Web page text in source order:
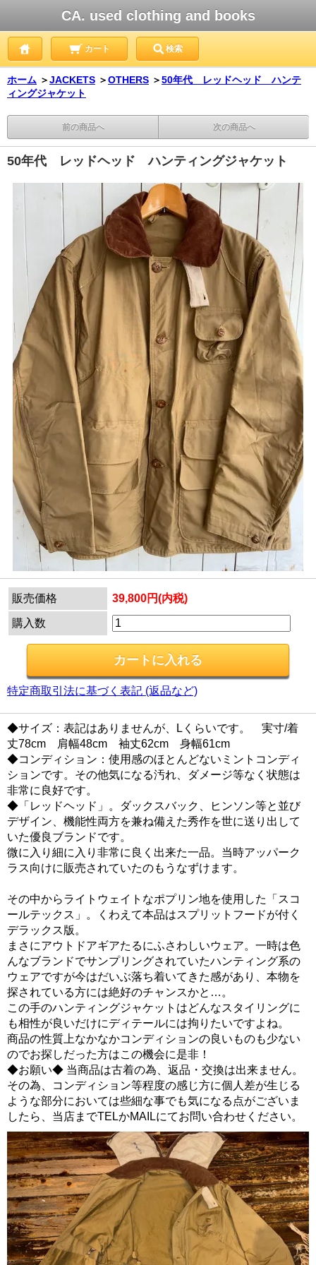
CA. used clothing and books
カート 検索
ホーム ＞JACKETS ＞OTHERS ＞50年代 レッドヘッド ハンテ
ィングジャケット
前の商品へ 次の商品へ
50年代 レッドヘッド ハンティングジャケット
販売価格 39,800円(内税)
購入数
特定商取引法に基づく表記 (返品など)
◆サイズ：表記はありませんが、Lくらいです。 実寸/着
丈78cm 肩幅48cm 袖丈62cm 身幅61cm
◆コンディション：使用感のほとんどないミントコンディ
ションです。その他気になる汚れ、ダメージ等なく状態は
非常に良好です。
◆「レッドヘッド」。ダックスバック、ヒンソン等と並び
デザイン、機能性両方を兼ね備えた秀作を世に送り出して
いた優良ブランドです。
微に入り細に入り非常に良く出来た一品。当時アッパーク
ラス向けに販売されていたのもうなずけます。
その中からライトウェイトなポプリン地を使用した「スコ
ールテックス」。くわえて本品はスプリットフードが付く
デラックス版。
まさにアウトドアギアたるにふさわしいウェア。一時は色
んなブランドでサンプリングされていたハンティング系の
ウェアですが今はだいぶ落ち着いてきた感があり、本物を
探されている方には絶好のチャンスかと…。
この手のハンティングジャケットはどんなスタイリングに
も相性が良いだけにディテールには拘りたいですよね。
商品の性質上なかなかコンディションの良いものも少ない
のでお探しだった方はこの機会に是非！
◆お願い◆ 当商品は古着の為、返品・交換は出来ません。
その為、コンディション等程度の感じ方に個人差が生じる
ような部分においては些細な事でも気になる点がございま
したら、当店までTELかMAILにてお問い合わせください。